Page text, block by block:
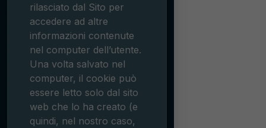
rilasciato dal Sito per
accedere ad altre
informazioni contenute
nel computer dell’utente.
Una volta salvato nel
computer, il cookie può
essere letto solo dal sito
web che lo ha creato (e
quindi, nel nostro caso,